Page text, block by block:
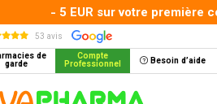
- 5 EUR sur votre première
53 avis
de
garde
Compte
Professionnel Besoin d’aide